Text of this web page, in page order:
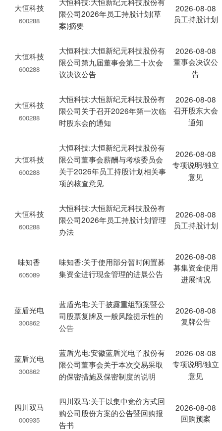
大恒科技
600288
限公司2026年员工持股计划(草
案)摘要
2026-08-08
员工持股计划
大恒科技
600288
大恒科技:大恒新纪元科技股份有
限公司第九届董事会第二十次会
议决议公告
2026-08-08
董事会决议公
告
大恒科技
600288
大恒科技:大恒新纪元科技股份有
限公司关于召开2026年第一次临
时股东会的通知
2026-08-08
召开股东大会
通知
大恒科技
600288
大恒科技:大恒新纪元科技股份有
限公司董事会薪酬与考核委员会
关于2026年员工持股计划相关事
项的核查意见
2026-08-08
专项说明/独立
意见
大恒科技
600288
大恒科技:大恒新纪元科技股份有
限公司2026年员工持股计划管理
办法
2026-08-08
员工持股计划
味知香
605089
味知香:关于使用部分暂时闲置募
集资金进行现金管理的进展公告
2026-08-08
募集资金使用
进展情况
蓝盾光电
300862
蓝盾光电:关于披露重组预案暨公
司股票复牌及一般风险提示性的
公告
2026-08-08
复牌公告
蓝盾光电
300862
蓝盾光电:安徽蓝盾光电子股份有
限公司董事会关于本次交易采取
的保密措施及保密制度的说明
2026-08-08
专项说明/独立
意见
四川双马
000935
四川双马:关于以集中竞价方式回
购公司股份方案的公告暨回购报
告书
2026-08-08
回购预案